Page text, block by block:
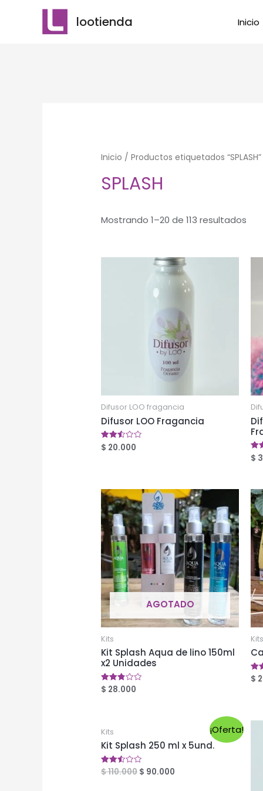
lootienda Inicio
Inicio / Productos etiquetados “SPLASH”
SPLASH
Mostrando 1–20 de 113 resultados
Difusor LOO fragancia
Difusor LOO Fragancia
Valorado
en
$ 20.000
en
$
AGOTADO
Kits
Kit Splash Aqua de lino 150ml
x2 Unidades
Valorado
en
$ 28.000
Kits
en
$
¡Oferta!
Kits
Kit Splash 250 ml x 5und.
Valorado
en
$110.000 $ 90.000